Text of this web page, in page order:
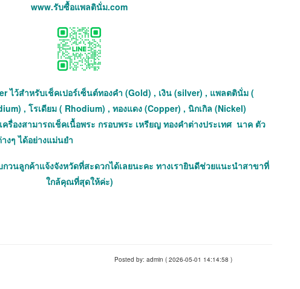
www.รับซื้อแพลตินั่ม.com
ไว้สำหรับเช็คเปอร์เซ็นต์ทองคำ (Gold) , เงิน (silver) , แพลตตินั่ม (
, โรเดียม ( Rhodium) , ทองแดง (Copper) , นิกเกิล (Nickel)
รื่องสามารถเช็คเนื้อพระ กรอบพระ เหรียญ ทองคำต่างประเทศ นาค ตัว
งๆ ได้อย่างแม่นยำ
วนลูกค้าแจ้งจังหวัดที่สะดวกได้เลยนะคะ ทางเรายินดีช่วยแนะนำสาขาที่
ใกล้คุณที่สุดให้ค่ะ)
Posted by: admin ( 2026-05-01 14:14:58 )